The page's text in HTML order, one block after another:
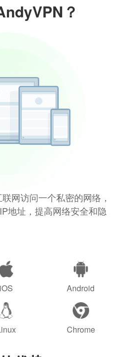
？
网访问一个私密的网络，
地址，提高网络安全和隐
iOS Android
Chrome